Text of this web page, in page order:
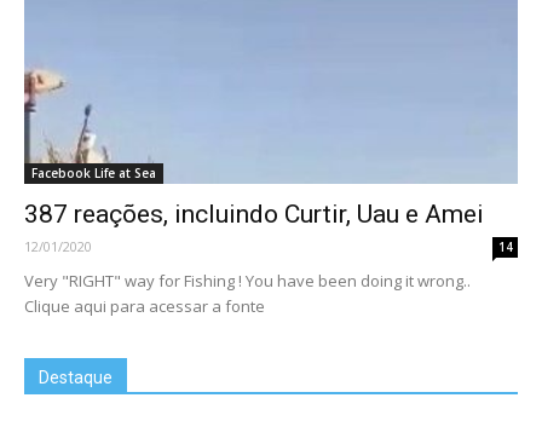
Facebook Life at Sea
387 reações, incluindo Curtir, Uau e Amei
12/01/2020 14
Very "RIGHT" way for Fishing ! You have been doing it wrong..
Clique aqui para acessar a fonte
Destaque